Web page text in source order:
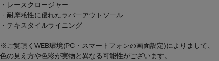
・レースクロージャー
・耐摩耗性に優れたラバーアウトソール
・テキスタイルライニング
※ご覧頂くWEB環境(PC・スマートフォンの画面設定)によりまして、
色の見え方や色彩が実物と異なる可能性がございます。